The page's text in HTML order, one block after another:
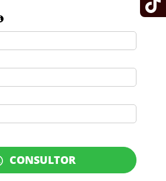
CONSULTOR